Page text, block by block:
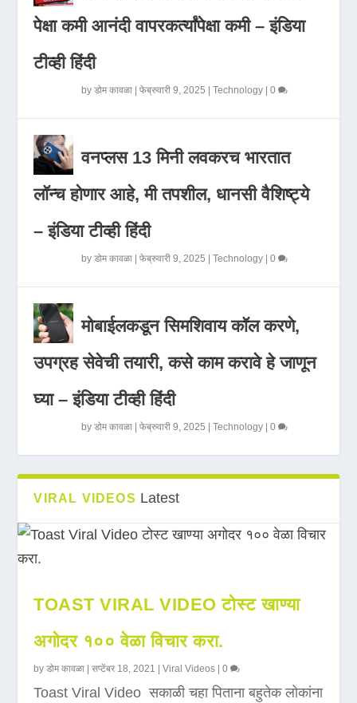
पेक्षा कमी आनंदी वापरकर्त्यांपेक्षा कमी – इंडिया
टीव्ही हिंदी
byडोम कावळा |फेब्रुवारी 9, 2025 |Technology |0
वनप्लस 13 मिनी लवकरच भारतात
लॉन्च होणार आहे, मी तपशील, धानसी वैशिष्ट्ये
– इंडिया टीव्ही हिंदी
byडोम कावळा |फेब्रुवारी 9, 2025 |Technology |0
मोबाईलकडून सिमशिवाय कॉल करणे,
उपग्रह सेवेची तयारी, कसे काम करावे हे जाणून
घ्या – इंडिया टीव्ही हिंदी
byडोम कावळा |फेब्रुवारी 9, 2025 |Technology |0
VIRAL VIDEOS Latest
TOAST VIRAL VIDEO टोस्ट खाण्या
अगोदर १०० वेळा विचार करा.
byडोम कावळा |सप्टेंबर 18, 2021 |Viral Videos |0
Toast Viral Video सकाळी चहा पिताना बहुतेक लोकांना